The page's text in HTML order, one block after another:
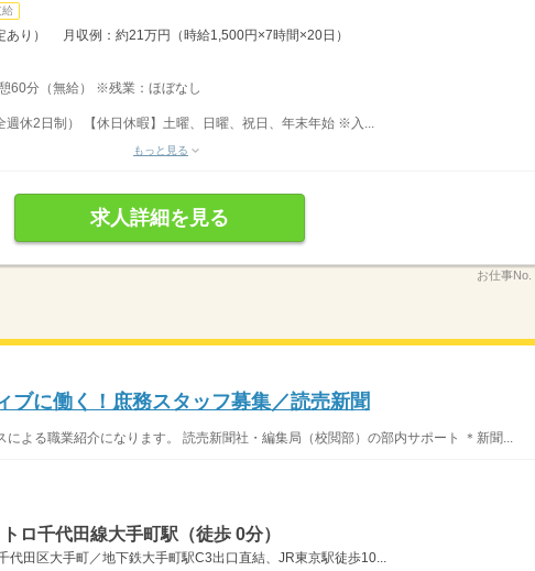
給
あり） 月収例：約21万円（時給1,500円×7時間×20日）
分（無給） ※残業：ほぼなし
週休2日制） 【休日休暇】土曜、日曜、祝日、年末年始 ※入...
もっと見る
求人詳細を見る
お仕事No.
ブに働く！庶務スタッフ募集／読売新聞
よる職業紹介になります。 読売新聞社・編集局（校閲部）の部内サポート ＊新聞...
ロ千代田線大手町駅（徒歩 0分）
代田区大手町／地下鉄大手町駅C3出口直結、JR東京駅徒歩10...